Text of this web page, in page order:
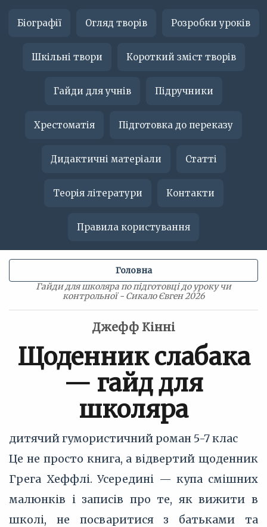
Біографії Огляд творів Розробки уроків
Шкільні твори Короткий зміст творів
Гайди для учнів Підручники
Хрестоматія Підготовка до переказу
Дидактичні матеріали Статті
Теорія літератури Контакти
Правила користування
Гайди для школяра по підготовці до уроку чи
контрольної - Сикало Євген 2026
Головна
Джефф Кінні
Щоденник слабака
— гайд для
школяра
дитячий гумористичний роман 5-7 клас
Це не просто книга, а відвертий щоденник
Грега Хеффлі. Усередині — купа смішних
малюнків і записів про те, як вижити в
школі, не посваритися з батьками та